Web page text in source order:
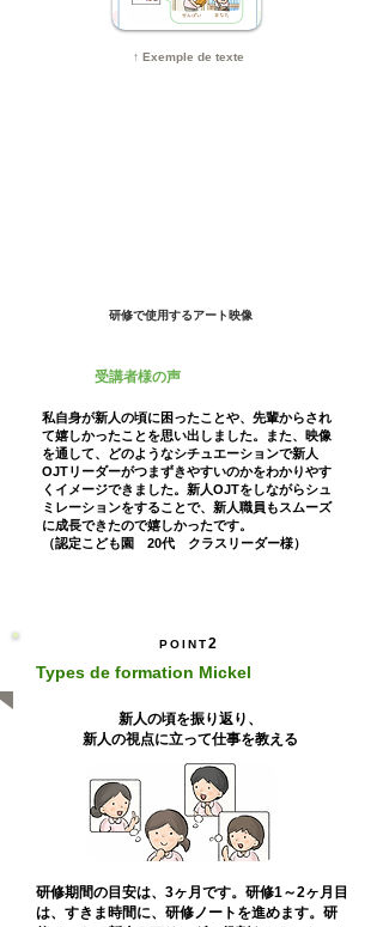
↑ Exemple de texte
研修で使用するアート映像
受講者様の声
私自身が新人の頃に困ったことや、先輩からされ
て嬉しかったことを思い出しました。また、映像
を通して、どのようなシチュエーションで新人
OJTリーダーがつまずきやすいのかをわかりやす
くイメージできました。新人OJTをしながらシュ
ミレーションをすることで、新人職員もスムーズ
に成長できたので嬉しかったです。
（認定こども園 20代 クラスリーダー様）
POINT2
Types de formation Mickel
新人の頃を振り返り、
新人の視点に立って仕事を教える
研修期間の目安は、3ヶ月です。研修1～2ヶ月目
は、すきま時間に、研修ノートを進めます。研